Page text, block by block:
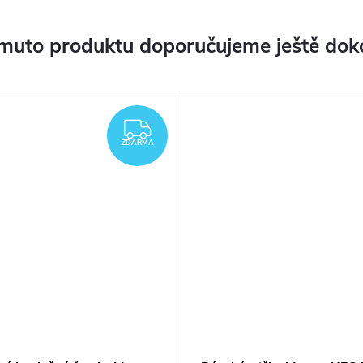
produktu doporučujeme ještě
ZDARMA
ZDARMA